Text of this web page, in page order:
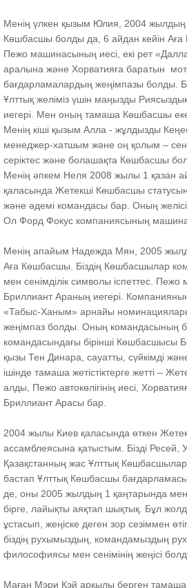
Менің үлкен қызым Юлия, 2004
Көшбасшы болды да, 6 айдан кейін
Пежо машинасының иесі, екі рет
аралына және Хорватияға баратын
бағдарламалардың жеңімпазы болды.
Ұлттық желіміз үшін маңызды
иегері. Мен оның тамаша Көшбасшы
Менің кіші қызым Алла - жұлдызды
менеджер-хатшым және оң қолым –
серіктес және болашақта Көшбасшы
Менің әпкем Неля 2008 жылы 1 қазан
қаласында Жетекші Көшбасшы
және әдемі командасы бар. Оның
Ол Форд Фокус компаниясының
Менің апайым Надежда Мян, 2005
Аға Көшбасшы. Біздің Көшбасшылар
мен сенімділік символы іспеттес.
Бриллиант Араның иегері.
«Табыс-Ханым» арнайы
жеңімпаз болды. Оның командасының
командасындағы бірінші Көшбасшысы
қызы Тен Динара, сауатты, сүйкімді
ішінде тамаша жетістіктерге жетті –
алды, Пежо автокөлігінің иесі,
Бриллиант Арасы бар.
2004 жылы Киев қаласында өткен
ассамблеясына қатыстым. Бізді Ресей,
Қазақстанның жас Ұлттық
бастап Ұлттық Көшбасшы
де, оны 2005 жылдың 1 қаңтарында
бірге, лайықты аяқтап шықтық. Бұл
ұстасып, жеңіске деген зор сезіммен
біздің рухымыздың, командамыздың
философиясы мен сенімінің жеңісі
Маған Мэри Кэй арқылы берген тамаша